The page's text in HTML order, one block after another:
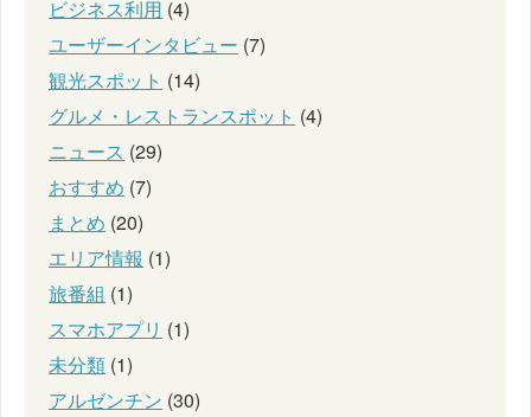
ビジネス利用 (4)
ユーザーインタビュー (7)
観光スポット (14)
グルメ・レストランスポット (4)
ニュース (29)
おすすめ (7)
まとめ (20)
エリア情報 (1)
旅番組 (1)
スマホアプリ (1)
未分類 (1)
アルゼンチン (30)